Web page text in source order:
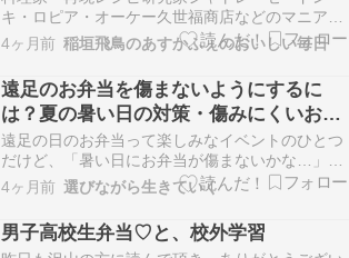
キ・ロピア・オーケー久世福商店などのマニアの
稲垣飛鳥です。大学１年生の息子高校１年生の娘
がいます。 楽天お買い物マラソンも本日朝９時５
９分まで ブラトップ 本日9時59分まで990円！！
奇跡の歯ブラシ 本日9時59分まで20%オフ!!…
4ヶ月前 稲垣飛鳥のあすかふぇのおいしい毎日
遠足のお弁当を傷まないようにするに
は？夏の暑い日の対策・傷みにくいおか
ずまとめ
遠足の日のお弁当って楽しみなイベントのひとつ
だけど、「暑い日にお弁当が傷まないかな…」と
心配になることありませんか？????特に春の遠足
でも気温が高い日があったり、校外学習や部活の
日など、食べるまで時間が空くお弁当は不安にな
りがちですよね。 「保冷剤ってどれくらい必
4ヶ月前 選びながら生きていく
男子高校生弁当♡と、校外学習